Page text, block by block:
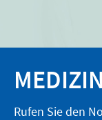
Rufen Sie den